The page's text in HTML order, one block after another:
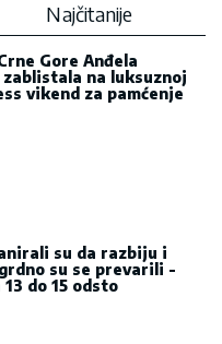
Najčitanije
Gore Anđela
na luksuznoj
vikend za pamćenje
su da razbiju i
su se prevarili -
do 15 odsto